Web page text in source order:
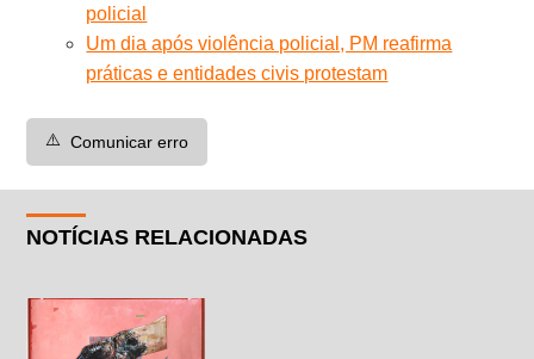
policial
Um dia após violência policial, PM reafirma
práticas e entidades civis protestam
⚠️ Comunicar erro
NOTÍCIAS RELACIONADAS